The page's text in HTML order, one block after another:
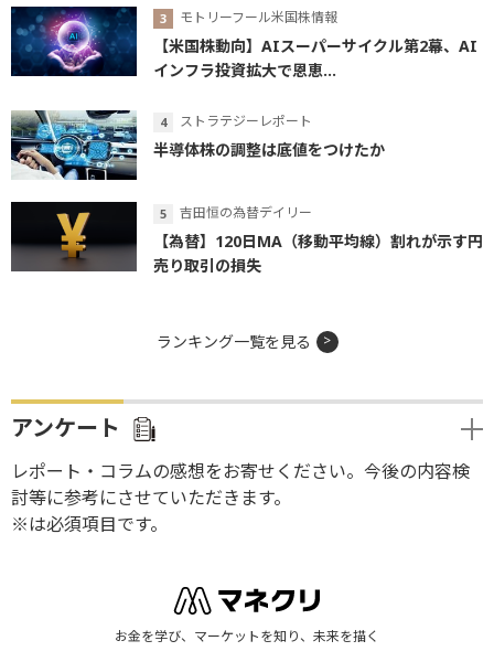
モトリーフール米国株情報
【米国株動向】AIスーパーサイクル第2幕、AI
インフラ投資拡大で恩恵...
ストラテジーレポート
半導体株の調整は底値をつけたか
吉田恒の為替デイリー
【為替】120日MA（移動平均線）割れが示す円
売り取引の損失
ランキング一覧を見る
アンケート
レポート・コラムの感想をお寄せください。今後の内容検
討等に参考にさせていただきます。
※は必須項目です。
お金を学び、マーケットを知り、未来を描く